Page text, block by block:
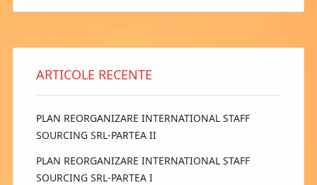
ARTICOLE RECENTE
PLAN REORGANIZARE INTERNATIONAL STAFF
SOURCING SRL-PARTEA II
PLAN REORGANIZARE INTERNATIONAL STAFF
SOURCING SRL-PARTEA I